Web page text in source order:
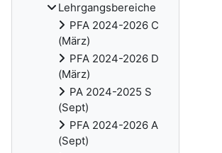
Lehrgangsbereiche
PFA 2024-2026 C
(März)
PFA 2024-2026 D
(März)
PA 2024-2025 S
(Sept)
PFA 2024-2026 A
(Sept)